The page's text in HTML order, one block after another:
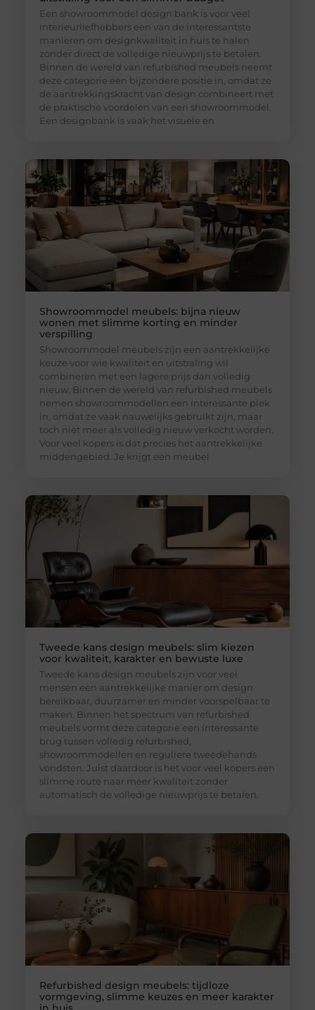
Een showroommodel design bank is voor veel
interieurliefhebbers een van de interessantste
manieren om designkwaliteit in huis te halen
zonder direct de volledige nieuwprijs te betalen.
Binnen de wereld van refurbished meubels neemt
deze categorie een bijzondere positie in, omdat ze
de aantrekkingskracht van design combineert met
de praktische voordelen van een showroommodel.
Een designbank is vaak het visuele en
Showroommodel meubels: bijna nieuw
wonen met slimme korting en minder
verspilling
Showroommodel meubels zijn een aantrekkelijke
keuze voor wie kwaliteit en uitstraling wil
combineren met een lagere prijs dan volledig
nieuw. Binnen de wereld van refurbished meubels
nemen showroommodellen een interessante plek
in, omdat ze vaak nauwelijks gebruikt zijn, maar
toch niet meer als volledig nieuw verkocht worden.
Voor veel kopers is dat precies het aantrekkelijke
middengebied. Je krijgt een meubel
Tweede kans design meubels: slim kiezen
voor kwaliteit, karakter en bewuste luxe
Tweede kans design meubels zijn voor veel
mensen een aantrekkelijke manier om design
bereikbaar, duurzamer en minder voorspelbaar te
maken. Binnen het spectrum van refurbished
meubels vormt deze categorie een interessante
brug tussen volledig refurbished,
showroommodellen en reguliere tweedehands
vondsten. Juist daardoor is het voor veel kopers een
slimme route naar meer kwaliteit zonder
automatisch de volledige nieuwprijs te betalen.
Refurbished design meubels: tijdloze
vormgeving, slimme keuzes en meer karakter